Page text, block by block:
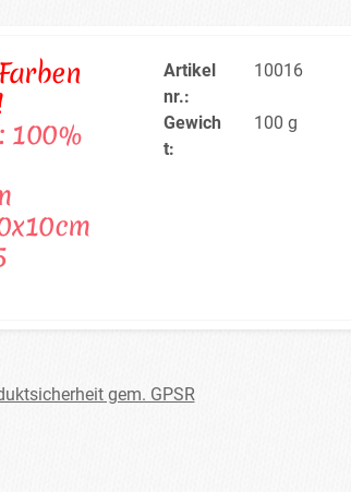
100%
Artikel
nr.:
10016
Gewich
t:
100 g
gem. GPSR